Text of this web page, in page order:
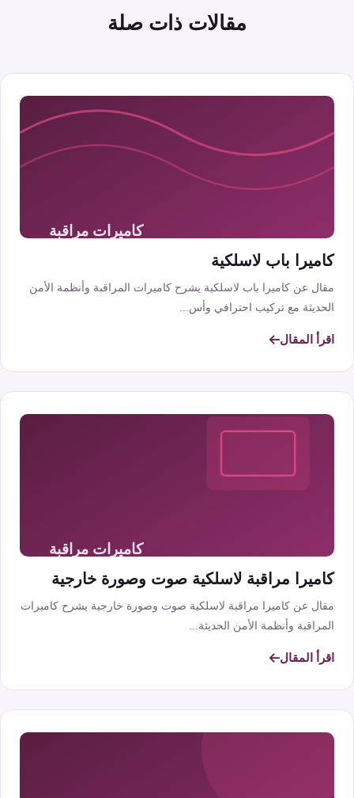
مقالات ذات صلة
كاميرا باب لاسلكية
مقال عن كاميرا باب لاسلكية يشرح كاميرات المراقبة وأنظمة الأمن
الحديثة مع تركيب احترافي وأس...
اقرأ المقال
كاميرا مراقبة لاسلكية صوت وصورة خارجية
مقال عن كاميرا مراقبة لاسلكية صوت وصورة خارجية يشرح كاميرات
المراقبة وأنظمة الأمن الحديثة...
اقرأ المقال